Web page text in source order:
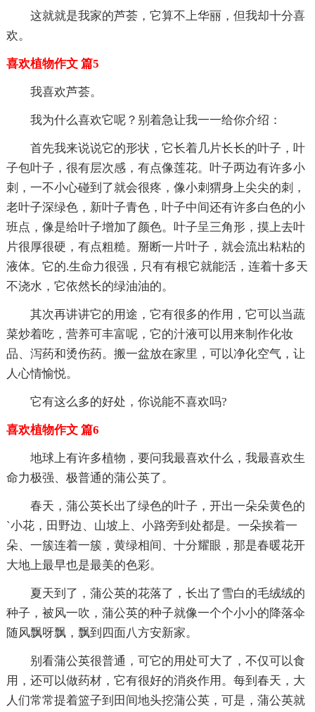
这就就是我家的芦荟，它算不上华丽，但我却十分喜
欢。
喜欢植物作文 篇5
我喜欢芦荟。
我为什么喜欢它呢？别着急让我一一给你介绍：
首先我来说说它的形状，它长着几片长长的叶子，叶
子包叶子，很有层次感，有点像莲花。叶子两边有许多小
刺，一不小心碰到了就会很疼，像小刺猬身上尖尖的刺，
老叶子深绿色，新叶子青色，叶子中间还有许多白色的小
班点，像是给叶子增加了颜色。叶子呈三角形，摸上去叶
片很厚很硬，有点粗糙。掰断一片叶子，就会流出粘粘的
液体。它的.生命力很强，只有有根它就能活，连着十多天
不浇水，它依然长的绿油油的。
其次再讲讲它的用途，它有很多的作用，它可以当蔬
菜炒着吃，营养可丰富呢，它的汁液可以用来制作化妆
品、泻药和烫伤药。搬一盆放在家里，可以净化空气，让
人心情愉悦。
它有这么多的好处，你说能不喜欢吗?
喜欢植物作文 篇6
地球上有许多植物，要问我最喜欢什么，我最喜欢生
命力极强、极普通的蒲公英了。
春天，蒲公英长出了绿色的叶子，开出一朵朵黄色的
`小花，田野边、山坡上、小路旁到处都是。一朵挨着一
朵、一簇连着一簇，黄绿相间、十分耀眼，那是春暖花开
大地上最早也是最美的色彩。
夏天到了，蒲公英的花落了，长出了雪白的毛绒绒的
种子，被风一吹，蒲公英的种子就像一个个小小的降落伞
随风飘呀飘，飘到四面八方安新家。
别看蒲公英很普通，可它的用处可大了，不仅可以食
用，还可以做药材，它有很好的消炎作用。每到春天，大
人们常常提着篮子到田间地头挖蒲公英，可是，蒲公英就